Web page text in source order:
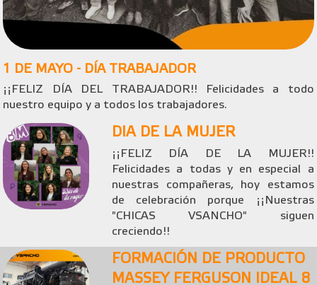
1 DE MAYO - DÍA TRABAJADOR
¡¡FELIZ DÍA DEL TRABAJADOR!! Felicidades a todo
nuestro equipo y a todos los trabajadores.
DIA DE LA MUJER
¡¡FELIZ DÍA DE LA MUJER!!
Felicidades a todas y en especial a
nuestras compañeras, hoy estamos
de celebración porque ¡¡Nuestras
"CHICAS VSANCHO" siguen
creciendo!!
FORMACIÓN DE PRODUCTO
MASSEY FERGUSON IDEAL 8